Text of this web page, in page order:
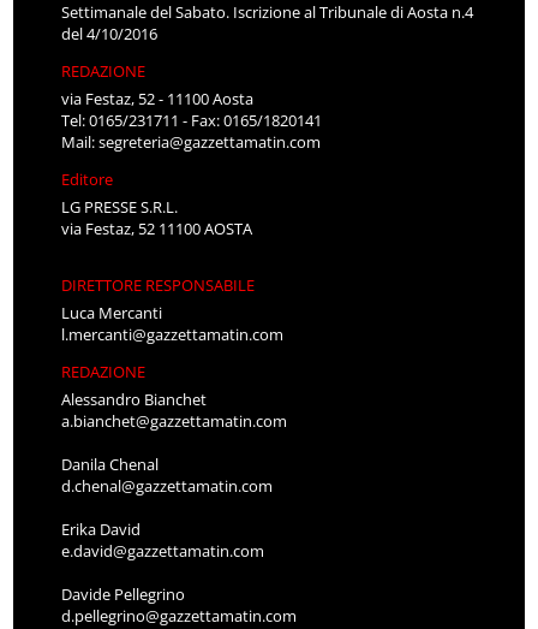
Settimanale del Sabato. Iscrizione al Tribunale di Aosta n.4
del 4/10/2016
REDAZIONE
via Festaz, 52 - 11100 Aosta
Tel: 0165/231711 - Fax: 0165/1820141
Mail:segreteria@gazzettamatin.com
Editore
LG PRESSE S.R.L.
via Festaz, 52 11100 AOSTA
DIRETTORE RESPONSABILE
Luca Mercanti
l.mercanti@gazzettamatin.com
REDAZIONE
Alessandro Bianchet
a.bianchet@gazzettamatin.com
Danila Chenal
d.chenal@gazzettamatin.com
Erika David
e.david@gazzettamatin.com
Davide Pellegrino
d.pellegrino@gazzettamatin.com